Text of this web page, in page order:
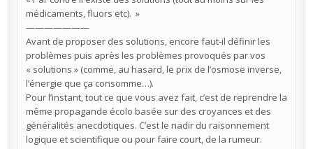
médicaments, fluors etc). »
———————
Avant de proposer des solutions, encore faut-il définir les
problèmes puis après les problèmes provoqués par vos
« solutions » (comme, au hasard, le prix de l’osmose inverse,
l’énergie que ça consomme…).
Pour l’instant, tout ce que vous avez fait, c’est de reprendre la
même propagande écolo basée sur des croyances et des
généralités anecdotiques. C’est le nadir du raisonnement
logique et scientifique ou pour faire court, de la rumeur.